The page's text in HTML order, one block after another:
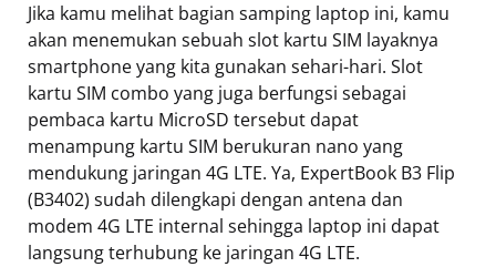
Jika kamu melihat bagian samping laptop ini, kamu
akan menemukan sebuah slot kartu SIM layaknya
smartphone yang kita gunakan sehari-hari. Slot
kartu SIM combo yang juga berfungsi sebagai
pembaca kartu MicroSD tersebut dapat
menampung kartu SIM berukuran nano yang
mendukung jaringan 4G LTE. Ya, ExpertBook B3 Flip
(B3402) sudah dilengkapi dengan antena dan
modem 4G LTE internal sehingga laptop ini dapat
langsung terhubung ke jaringan 4G LTE.